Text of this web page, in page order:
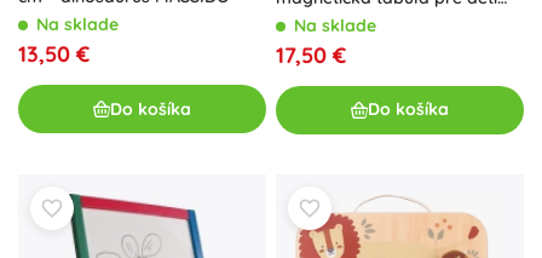
Na sklade
13,50 €
Do košíka
KRUZZEL
Na sklade
17,50 €
Do košíka